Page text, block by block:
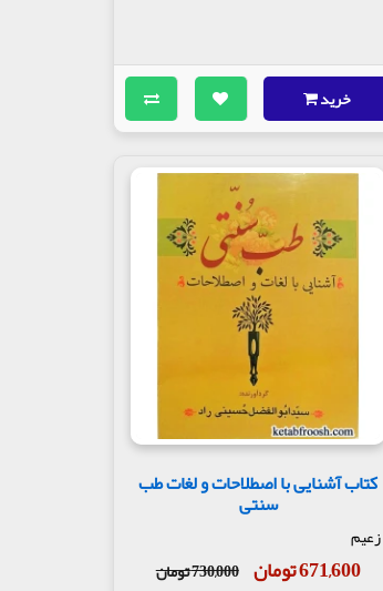
خرید
کتاب آشنایی با اصطلاحات و لغات طب
سنتی
زعیم
671,600 تومان 730,000 تومان